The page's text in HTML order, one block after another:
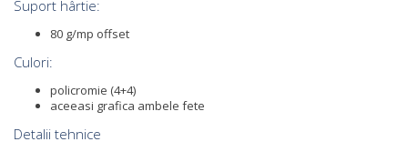
Suport hârtie:
80 g/mp offset
Culori:
policromie (4+4)
aceeasi grafica ambele fete
Detalii tehnice